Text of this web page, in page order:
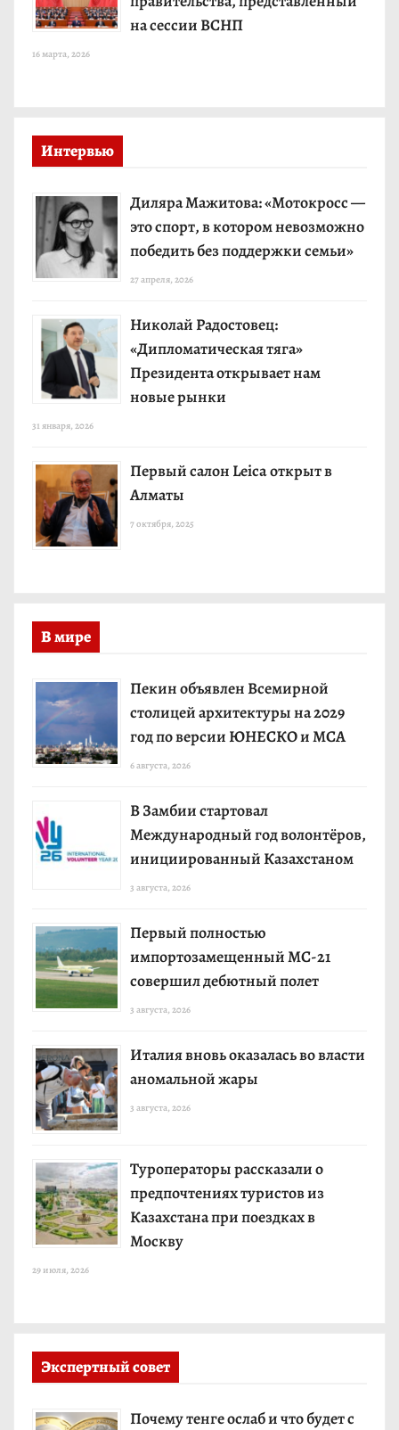
на сессии ВСНП
16 марта, 2026
Интервью
Диляра Мажитова: «Мотокросс —
это спорт, в котором невозможно
победить без поддержки семьи»
27 апреля, 2026
Николай Радостовец:
«Дипломатическая тяга»
Президента открывает нам
новые рынки
31 января, 2026
Первый салон Leica открыт в
Алматы
7 октября, 2025
В мире
Пекин объявлен Всемирной
столицей архитектуры на 2029
год по версии ЮНЕСКО и МСА
6 августа, 2026
В Замбии стартовал
Международный год волонтёров,
инициированный Казахстаном
3 августа, 2026
Первый полностью
импортозамещенный МС-21
совершил дебютный полет
3 августа, 2026
Италия вновь оказалась во власти
аномальной жары
3 августа, 2026
Туроператоры рассказали о
предпочтениях туристов из
Казахстана при поездках в
Москву
29 июля, 2026
Экспертный совет
Почему тенге ослаб и что будет с